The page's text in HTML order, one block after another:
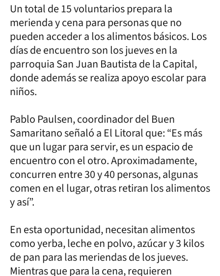
Un total de 15 voluntarios prepara la
merienda y cena para personas que no
pueden acceder a los alimentos básicos. Los
días de encuentro son los jueves en la
parroquia San Juan Bautista de la Capital,
donde además se realiza apoyo escolar para
niños.
Pablo Paulsen, coordinador del Buen
Samaritano señaló a El Litoral que: “Es más
que un lugar para servir, es un espacio de
encuentro con el otro. Aproximadamente,
concurren entre 30 y 40 personas, algunas
comen en el lugar, otras retiran los alimentos
y así”.
En esta oportunidad, necesitan alimentos
como yerba, leche en polvo, azúcar y 3 kilos
de pan para las meriendas de los jueves.
Mientras que para la cena, requieren